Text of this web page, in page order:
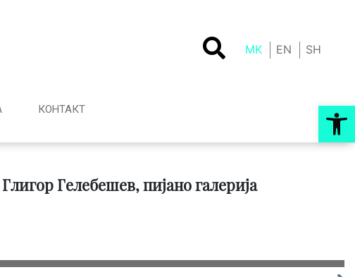
MK EN SH
КОНТАКТ
Гелебешев, пијано галерија